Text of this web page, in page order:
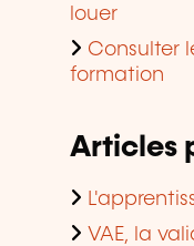
louer
Consulter
formation
Articles
VAE, la